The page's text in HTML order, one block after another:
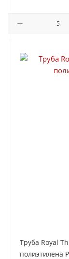
Труба Royal
полиэтилена